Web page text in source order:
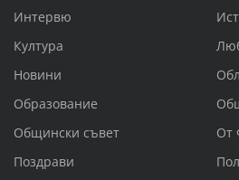
Интервю
Култура
Новини
Образование
Общински съвет
От
Поздрави